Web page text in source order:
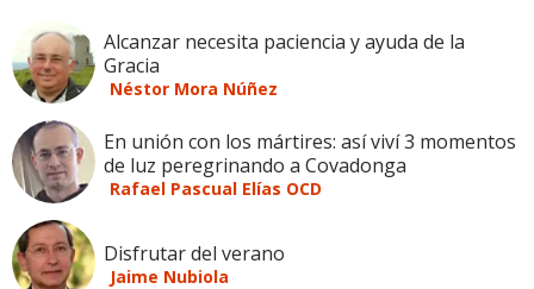
Alcanzar necesita paciencia y ayuda de la
Gracia
Néstor Mora Núñez
En unión con los mártires: así viví 3 momentos
de luz peregrinando a Covadonga
Rafael Pascual Elías OCD
Disfrutar del verano
Jaime Nubiola